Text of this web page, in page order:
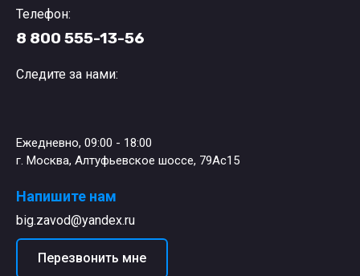
Телефон:
8 800 555-13-56
Следите за нами:
Ежедневно, 09:00 - 18:00
г. Москва, Алтуфьевское шоссе, 79Ас15
Напишите нам
big.zavod@yandex.ru
Перезвонить мне